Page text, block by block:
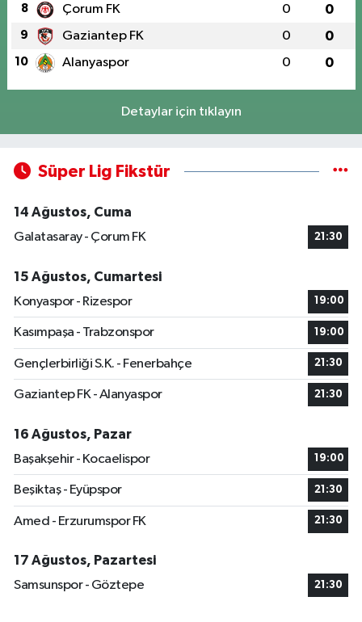
8 Çorum FK 0 0
9 Gaziantep FK 0 0
10 Alanyaspor 0 0
Detaylar için tıklayın
Süper Lig Fikstür
14 Ağustos, Cuma
Galatasaray - Çorum FK
21:30
15 Ağustos, Cumartesi
Konyaspor - Rizespor
19:00
Kasımpaşa - Trabzonspor 19:00
Gençlerbirliği S.K. - Fenerbahçe 21:30
Gaziantep FK - Alanyaspor 21:30
16 Ağustos, Pazar
Başakşehir - Kocaelispor
19:00
Beşiktaş - Eyüpspor 21:30
Amed - Erzurumspor FK 21:30
17 Ağustos, Pazartesi
Samsunspor - Göztepe
21:30